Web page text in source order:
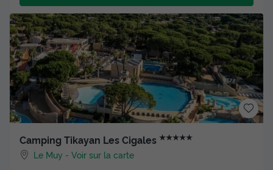
Camping Tikayan Les Cigales ★★★★★
Le Muy -Voir sur la carte